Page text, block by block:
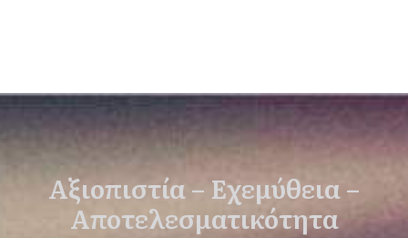
Αξιοπιστία – Εχεμύθεια –
Αποτελεσματικότητα